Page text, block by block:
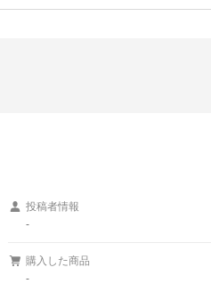
投稿者情報
-
購入した商品
-